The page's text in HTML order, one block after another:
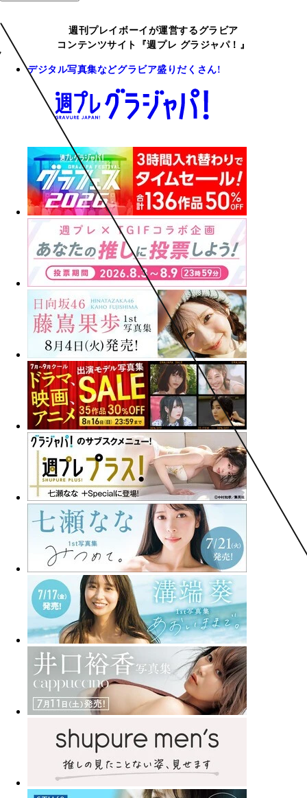
週刊プレイボーイが運営するグラビア
コンテンツサイト『週プレ グラジャパ！』
デジタル写真集などグラビア盛りだくさん!